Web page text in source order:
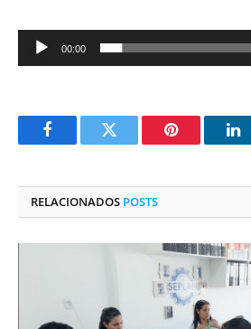
00:00
FacebookTwitter Pinterest O
RELACIONADOS POSTS